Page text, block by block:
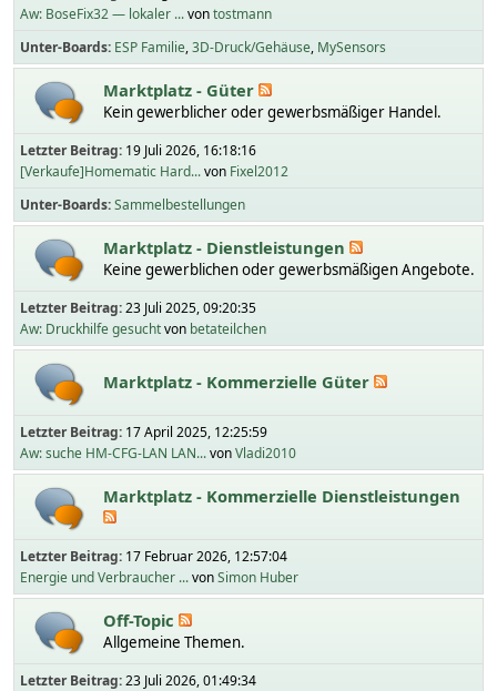
Aw: BoseFix32 — lokaler ...vontostmann
Unter-Boards ESP Familie 3D-Druck/Gehäuse MySensors
Marktplatz - Güter
Kein gewerblicher oder gewerbsmäßiger Handel.
Letzter Beitrag: 19 Juli 2026, 16:18:16
[Verkaufe]Homematic Hard...von Fixel2012
Unter-Boards Sammelbestellungen
Marktplatz - Dienstleistungen
Keine gewerblichen oder gewerbsmäßigen Angebote.
Letzter Beitrag:23 Juli 2025, 09:20:35
Aw: Druckhilfe gesuchtvon betateilchen
Marktplatz - Kommerzielle Güter
Letzter Beitrag: 17 April 2025, 12:25:59
Aw: suche HM-CFG-LAN LAN...vonVladi2010
Marktplatz - Kommerzielle Dienstleistungen
Letzter Beitrag: 17 Februar 2026, 12:57:04
Energie und Verbraucher ...vonSimon Huber
Off-Topic
Allgemeine Themen.
Letzter Beitrag:23 Juli 2026, 01:49:34